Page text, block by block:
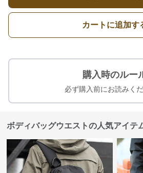
カートに追加す
購入時のルー
必ず購入前にお読みくだ
ボディバッグウエストの人気アイテ